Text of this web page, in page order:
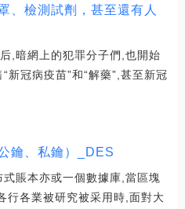
、檢測試劑，甚至還有人
,暗網上的犯罪分子們,也開始
新冠病疫苗”和“解藥”,甚至新冠
鑰、私鑰）_DES
賬本亦或一個數據庫,當區塊
行各業被研究被采用時,面對大